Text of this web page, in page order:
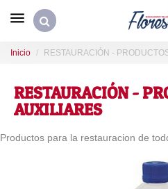
Inicio RESTAURACIÓN -
RESTAURACIÓN -
AUXILIARES
Productos para la restauracion de